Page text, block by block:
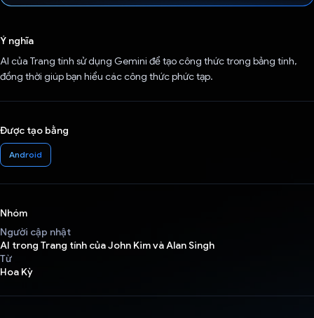
Ý nghĩa
AI của Trang tính sử dụng Gemini để tạo công thức trong bảng tính,
đồng thời giúp bạn hiểu các công thức phức tạp.
Được tạo bằng
Android
Nhóm
Người cập nhật
AI trong Trang tính của John Kim và Alan Singh
Từ
Hoa Kỳ